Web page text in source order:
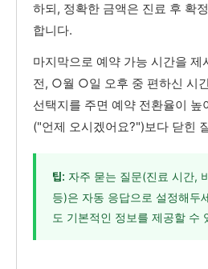
하되, 정확한 금액은 진료 후 확
합니다.
마지막으로 예약 가능 시간을
전, ○월 ○일 오후 중 편하신 시
선택지를 주면 예약 전환율이 높
("언제 오시겠어요?")보다 닫힌
팁: 자주 묻는 질문(진료 시간,
등)은 자동 응답으로 설정해두
도 기본적인 정보를 제공할 수